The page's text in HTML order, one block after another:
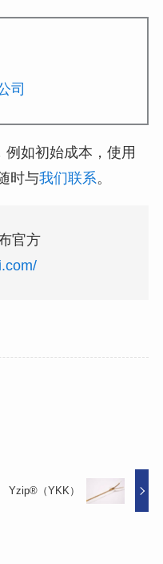
司
如初始成本，使用
时与我们联系。
官方
Yzip®（YKK）